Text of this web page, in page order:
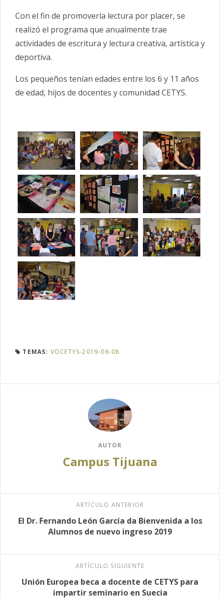
Con el fin de promoverla lectura por placer, se
realizó el programa que anualmente trae
actividades de escritura y lectura creativa, artística y
deportiva.
Los pequeños tenían edades entre los 6 y 11 años
de edad, hijos de docentes y comunidad CETYS.
TEMAS: VOCETYS-2019-08-08
AUTOR
Campus Tijuana
ARTÍCULO ANTERIOR
El Dr. Fernando León García da Bienvenida a los
Alumnos de nuevo ingreso 2019
ARTÍCULO SIGUIENTE
Unión Europea beca a docente de CETYS para
impartir seminario en Suecia